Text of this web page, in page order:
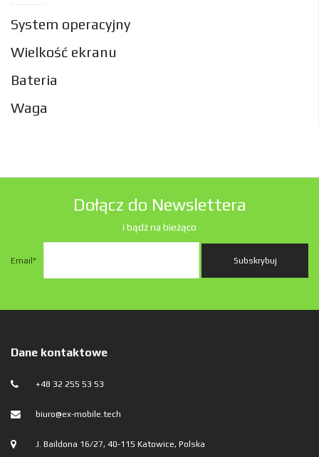
System operacyjny
Wielkość ekranu
Bateria
Waga
Dołącz do Newslettera
i bądź na bieżąco
Email *
Dane kontaktowe
+48 32 255 53 53
biuro@ex-mobile.tech
J. Baildona 16/27, 40-115 Katowice, Polska